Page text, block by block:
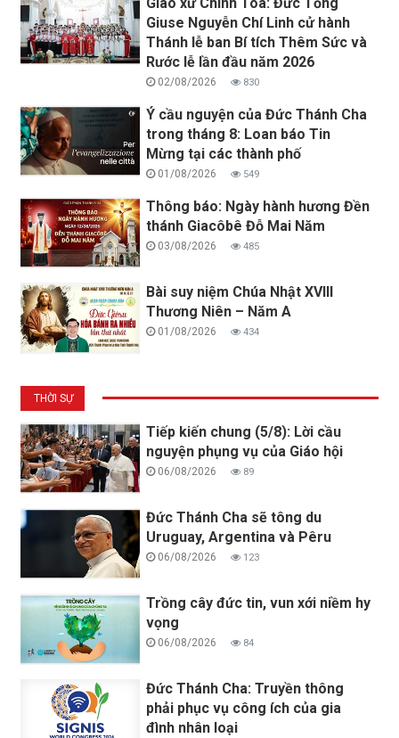
Giáo xứ Chính Toà: Đức Tổng
Giuse Nguyễn Chí Linh cử hành
Thánh lễ ban Bí tích Thêm Sức và
Rước lễ lần đầu năm 2026
02/08/2026 830
Ý cầu nguyện của Đức Thánh Cha
trong tháng 8: Loan báo Tin
Mừng tại các thành phố
01/08/2026 549
Thông báo: Ngày hành hương Đền
thánh Giacôbê Đỗ Mai Năm
03/08/2026 485
Bài suy niệm Chúa Nhật XVIII
Thương Niên – Năm A
01/08/2026 434
THỜI SỰ
Tiếp kiến chung (5/8): Lời cầu
nguyện phụng vụ của Giáo hội
06/08/2026 89
Đức Thánh Cha sẽ tông du
Uruguay, Argentina và Pêru
06/08/2026 123
Trồng cây đức tin, vun xới niềm hy
vọng
06/08/2026 84
Đức Thánh Cha: Truyền thông
phải phục vụ công ích của gia
đình nhân loại